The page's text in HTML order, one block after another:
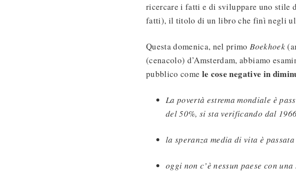
ricercare i fatti e di sviluppare uno stile
fatti), il titolo di un libro che finì negli
Questa domenica, nel primoBoekhoek
(cenacolo) d’Amsterdam, abbiamo
pubblico come le cose negative in
La povertà estrema mondiale è
del 50%, si sta verificando dal
la speranza media di vita è
oggi non c’è nessun paese con